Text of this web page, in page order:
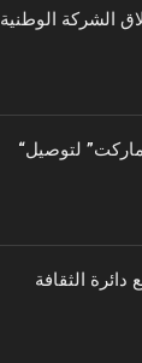
الشركة الوطنية
“كريم” تطلق خدمة “كريم ماركت” لتوصيل
دائرة الثقافة